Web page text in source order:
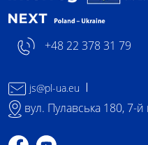
+48 22 378 31 79
js@pl-ua.eu
вул. Пулавська 180, 7-